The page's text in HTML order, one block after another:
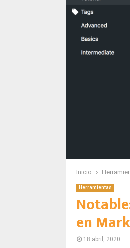
Inicio
Herramientas
en
18 abril, 2020